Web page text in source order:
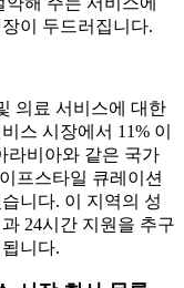
이 두드러집니다.
의료 서비스에 대한
스 시장에서 11% 이
라비아와 같은 국가
프스타일 큐레이션
니다. 이 지역의 성
24시간 지원을 추구
니다.